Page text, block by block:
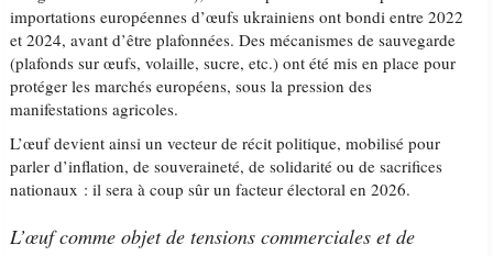
importations européennes d’œufs ukrainiens ont bondi entre 2022
et 2024, avant d’être plafonnées. Des mécanismes de sauvegarde
(plafonds sur œufs, volaille, sucre, etc.) ont été mis en place pour
protéger les marchés européens, sous la pression des
manifestations agricoles.
L’œuf devient ainsi un vecteur de récit politique, mobilisé pour
parler d’inflation, de souveraineté, de solidarité ou de sacrifices
nationaux : il sera à coup sûr un facteur électoral en 2026.
L’œuf comme objet de tensions commerciales et de